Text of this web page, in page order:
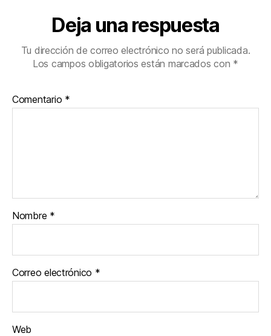
Deja una respuesta
Tu dirección de correo electrónico no será publicada.
Los campos obligatorios están marcados con *
Comentario *
Nombre *
Correo electrónico *
Web